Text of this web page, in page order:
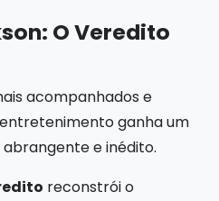
O Veredito
acompanhados e
ganha um
e inédito.
reconstrói o